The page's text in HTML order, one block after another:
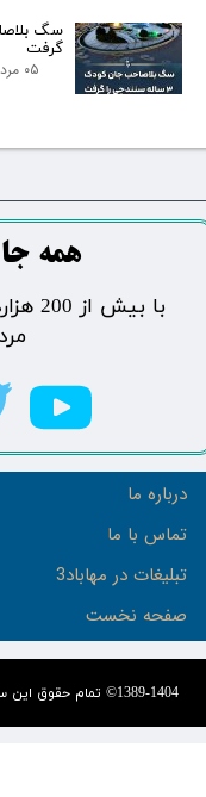
گرفت
۰۵ مرداد ۰۵
1389-1404© تمام حقوق این سایت متعلق به پایگاه خبری
درباره ما
تماس با ما
تبلیغات در مهاباد3
صفحه نخست
​​​همه
​با